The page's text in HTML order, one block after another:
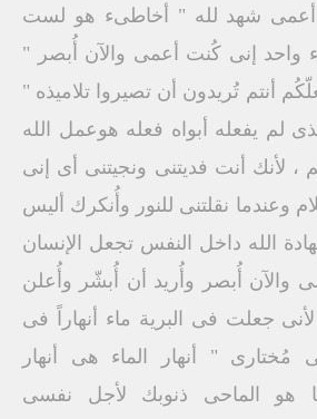
أعمى شهد لله " أخاطىء هو لست
واحد إنى كُنت أعمى والآن أُبصر "
أنتم تُريدون أن تصيروا تلاميذه "
لم يفعله أبواه فعله هوعمل الله
، لأنك أنت فديتنى ونجيتنى أى إنى
وعندما نقلتنى للنور وأُنكرك أليس
الله داخل النفس تجعل الإنسان
والآن أُبصر وأُريد أن أُبشّر وأُعلن
جعلت فى البرية ماء أنهاراً فى
مُختارى " أنهار الماء هى أنهار
هو الماحى ذنوبك لأجل نفسى